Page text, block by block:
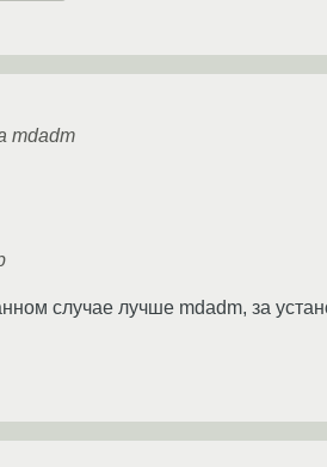
mdadm
случае лучше mdadm, за